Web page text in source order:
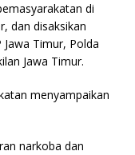
di
dan disaksikan
Timur, Polda
Jawa Timur.
menyampaikan
narkoba dan